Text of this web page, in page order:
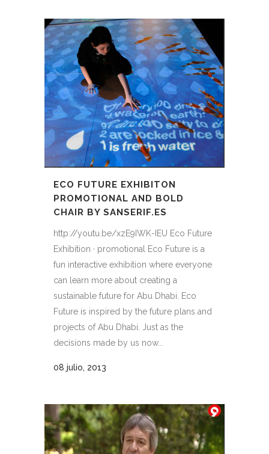
ECO FUTURE EXHIBITON
PROMOTIONAL AND BOLD
CHAIR BY SANSERIF.ES
http://youtu.be/xzE9IWK-IEU Eco Future
Exhibition · promotional Eco Future is a
fun interactive exhibition where everyone
can learn more about creating a
sustainable future for Abu Dhabi. Eco
Future is inspired by the future plans and
projects of Abu Dhabi. Just as the
decisions made by us now...
08 julio, 2013